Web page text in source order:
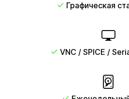
Графическая
VNC / SPICE /